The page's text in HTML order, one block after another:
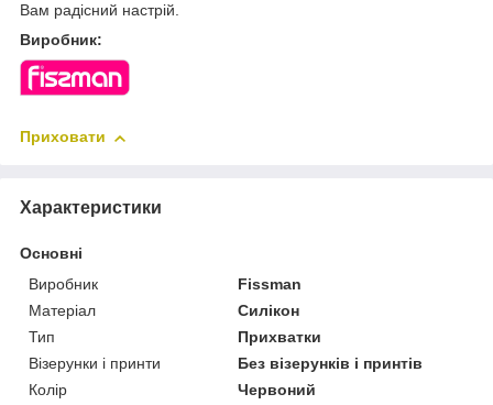
Вам радісний настрій.
Виробник:
Приховати
Характеристики
Основні
Виробник
Fissman
Матеріал
Силікон
Тип
Прихватки
Візерунки і принти
Без візерунків і принтів
Колір
Червоний